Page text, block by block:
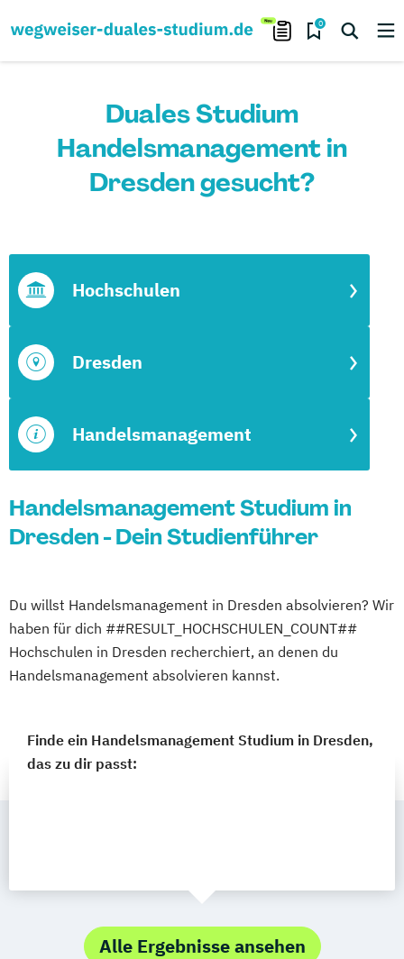
0
Duales Studium
Handelsmanagement in
Dresden gesucht?
Handelsmanagement
Dresden
Hochschulen
Handelsmanagement Studium in
Dresden - Dein Studienführer
Du willst Handelsmanagement in Dresden absolvieren? Wir
haben für dich ##RESULT_HOCHSCHULEN_COUNT##
Hochschulen in Dresden recherchiert, an denen du
Handelsmanagement absolvieren kannst.
Finde ein Handelsmanagement Studium in Dresden,
das zu dir passt:
Alle Ergebnisse ansehen